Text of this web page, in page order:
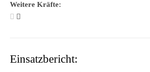
Weitere Kräfte:
Einsatzbericht: